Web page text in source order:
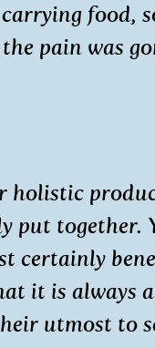
food,
pain was
holistic
put
certainly
it is always
utmost to